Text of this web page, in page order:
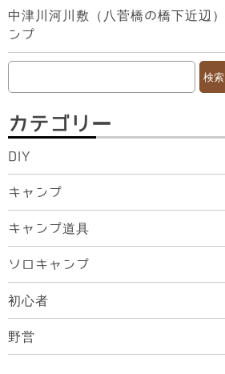
中津川河川敷（八菅橋の橋下近辺
ンプ
カテゴリー
DIY
キャンプ
キャンプ道具
ソロキャンプ
初心者
野営